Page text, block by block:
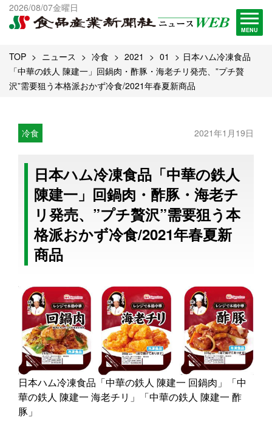
2026/08/07金曜日
MENU
出版物一覧へ
試読・購読申し込み
TOP ニュース 冷食 2021 01
日本ハム冷凍食品
「中華の鉄人 陳建一」回鍋肉・酢豚・海老チリ発売、”プチ贅
沢”需要狙う本格派おかず冷食/2021年春夏新商品
冷食 2021年1月19日
日本ハム冷凍食品「中華の鉄人
陳建一」回鍋肉・酢豚・海老チ
リ発売、”プチ贅沢”需要狙う本
格派おかず冷食/2021年春夏新
商品
日本ハム冷凍食品「中華の鉄人 陳建一 回鍋肉」「中
華の鉄人 陳建一 海老チリ」「中華の鉄人 陳建一 酢
豚」